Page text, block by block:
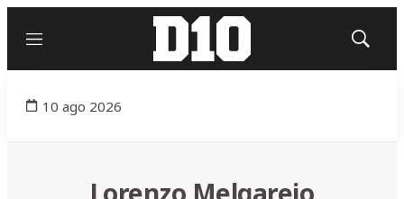
Menú
Mostrar
10 ago 2026